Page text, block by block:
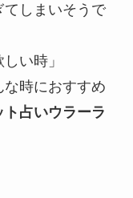
てしまいそうで
い時」
な時におすすめ
ト占いウラーラ